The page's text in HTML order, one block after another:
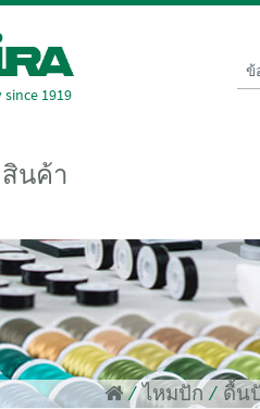
1919
ข้
สินค้า
⁄ไหมปัก⁄ ดื้น